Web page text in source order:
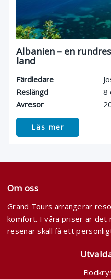
Albanien – en
land
Färdledare
Reslängd
8
Avresor
Läs mer
Om oss
Grand Tours arrangerar
komfort. I våra priser är det
resenär skall få ett